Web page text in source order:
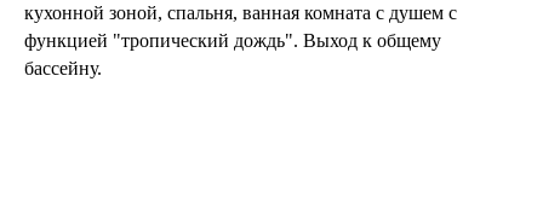
кухонной зоной, спальня, ванная комната с душем с
функцией "тропический дождь". Выход к общему
бассейну.